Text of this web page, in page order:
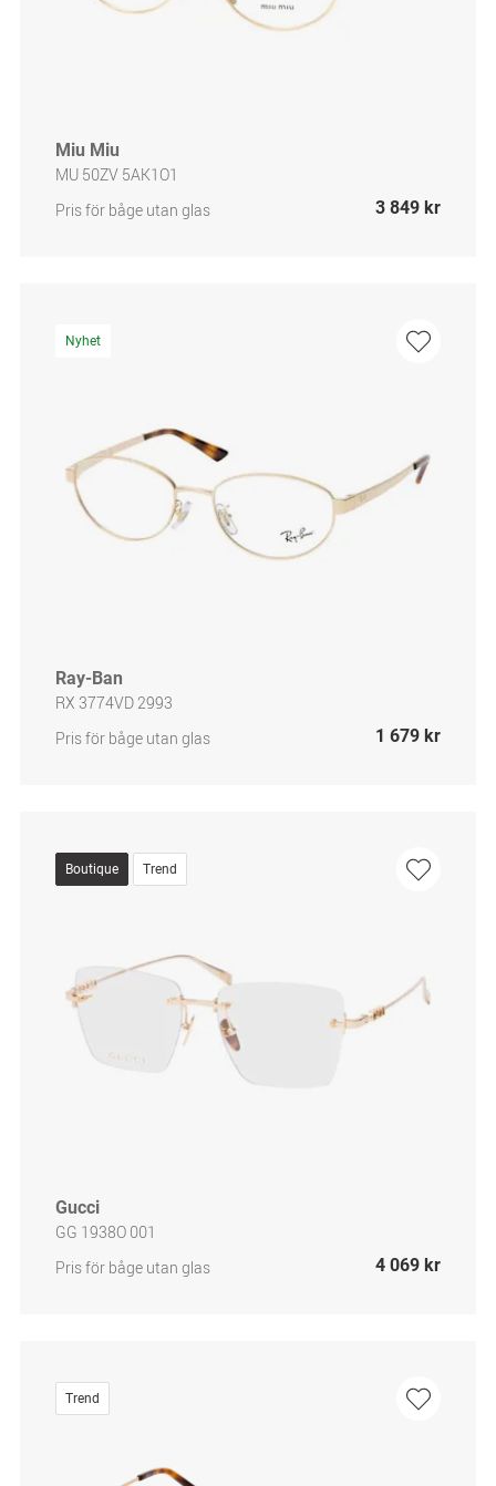
Miu Miu
MU 50ZV 5AK1O1
Pris för båge utan glas
3 849 kr
Nyhet
Ray-Ban
RX 3774VD 2993
Pris för båge utan glas
1 679 kr
Boutique Trend
Gucci
GG 1938O 001
Pris för båge utan glas
4 069 kr
Trend